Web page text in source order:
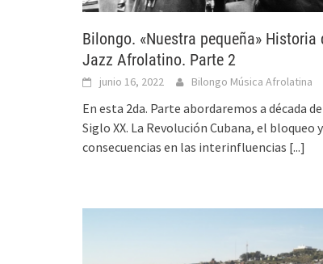
Bilongo. «Nuestra pequeña» Historia
Jazz Afrolatino. Parte 2
junio 16, 2022 Bilongo Música Afrolatina
En esta 2da. Parte abordaremos a década
Siglo XX. La Revolución Cubana, el bloqueo
consecuencias en las interinfluencias [...]